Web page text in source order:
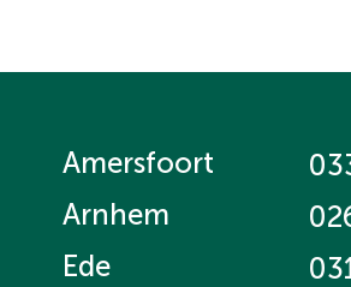
Amersfoort
Arnhem
Ede